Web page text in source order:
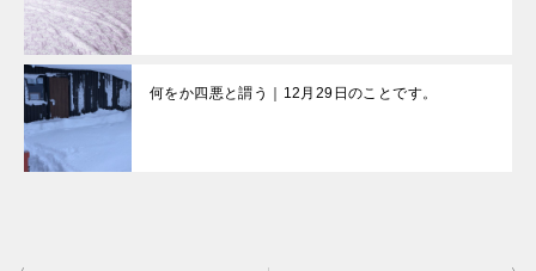
何をか四悪と謂う｜12月29日のことです。